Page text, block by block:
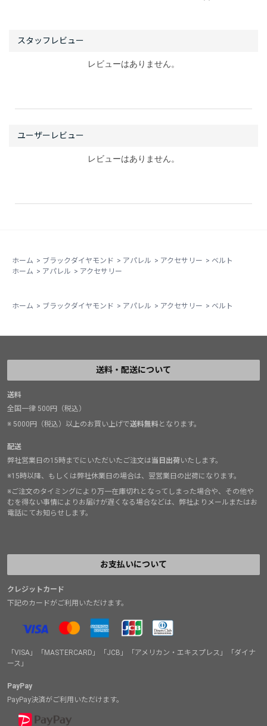
レビューはありません。
レビューはありません。
ホーム > ブラックダイヤモンド > アパレル > アクセサリー > ベルト
ホーム > アパレル > アクセサリー
ホーム > ブラックダイヤモンド > アパレル > アクセサリー > ベルト
送料・配送について
送料
全国一律 500円（税込）
※ 5000円（税込）以上のお買い上げで送料無料となります。
配送
弊社営業日の15時までにいただいたご注文は当日出荷いたします。
※15時以降、もしくは弊社休業日の場合は、翌営業日の出荷になります。
※ご注文のタイミングにより万一在庫切れとなってしまった場合や、その他や
むを得ない事情によりお届けが遅くなる場合などは、弊社よりメールまたはお
電話にてお知らせします。
お支払いについて
クレジットカード
下記のカードがご利用いただけます。
「VISA」「MASTERCARD」「JCB」「アメリカン・エキスプレス」「ダイナ
ース」
PayPay
PayPay決済がご利用いただけます。